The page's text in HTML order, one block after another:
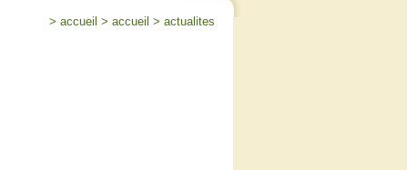
> accueil > accueil > actualites